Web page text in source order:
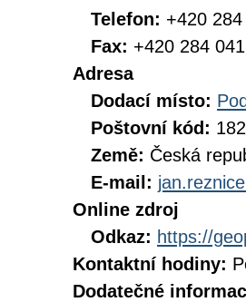
Telefon: +420
Fax: +420 284
Adresa
Dodací místo:
Poštovní kód:
Země: Česká
E-mail:
Online zdroj
Odkaz: https://
Kontaktní hodiny:
Dodatečné